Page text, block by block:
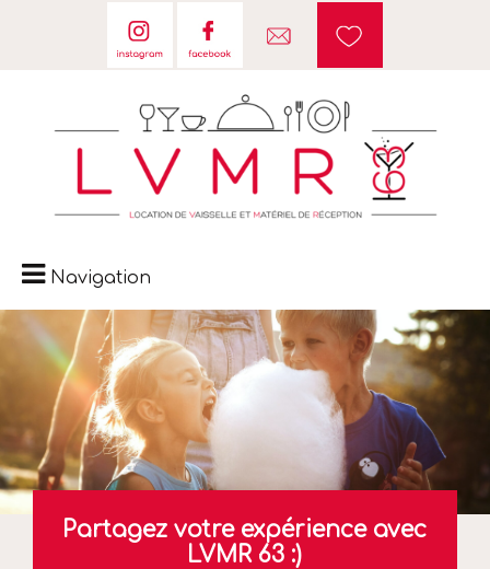
Navigation
Partagez votre expérience avec
LVMR 63 :)